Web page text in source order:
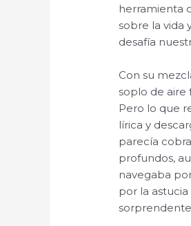
herramienta
sobre la vida
desafía
Con su
soplo de aire
Pero lo que
lírica y
parecía
profundos,
navegaba
por la